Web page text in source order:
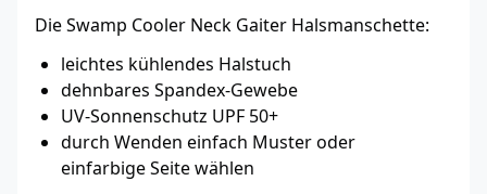
Die Swamp Cooler Neck Gaiter Halsmanschette:
leichtes kühlendes Halstuch
dehnbares Spandex-Gewebe
UV-Sonnenschutz UPF 50+
durch Wenden einfach Muster oder
einfarbige Seite wählen